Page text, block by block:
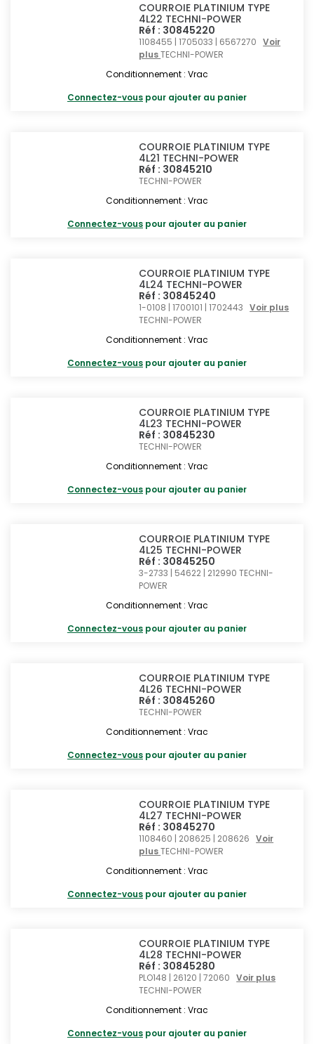
COURROIE PLATINIUM TYPE
4L22 TECHNI-POWER
Réf : 30845220
1108455 | 1705033 | 6567270Voir
plusTECHNI-POWER
Conditionnement : Vrac
Connectez-vous pour ajouter au panier
COURROIE PLATINIUM TYPE
4L21 TECHNI-POWER
Réf : 30845210
TECHNI-POWER
Conditionnement : Vrac
Connectez-vous pour ajouter au panier
COURROIE PLATINIUM TYPE
4L24 TECHNI-POWER
Réf : 30845240
1-0108 | 1700101 | 1702443Voir plus
TECHNI-POWER
Conditionnement : Vrac
Connectez-vous pour ajouter au panier
COURROIE PLATINIUM TYPE
4L23 TECHNI-POWER
Réf : 30845230
TECHNI-POWER
Conditionnement : Vrac
Connectez-vous pour ajouter au panier
COURROIE PLATINIUM TYPE
4L25 TECHNI-POWER
Réf : 30845250
3-2733 | 54622 | 212990TECHNI-
POWER
Conditionnement : Vrac
Connectez-vous pour ajouter au panier
COURROIE PLATINIUM TYPE
4L26 TECHNI-POWER
Réf : 30845260
TECHNI-POWER
Conditionnement : Vrac
Connectez-vous pour ajouter au panier
COURROIE PLATINIUM TYPE
4L27 TECHNI-POWER
Réf : 30845270
1108460 | 208625 | 208626Voir
plusTECHNI-POWER
Conditionnement : Vrac
Connectez-vous pour ajouter au panier
COURROIE PLATINIUM TYPE
4L28 TECHNI-POWER
Réf : 30845280
PLO148 | 26120 | 72060Voir plus
TECHNI-POWER
Conditionnement : Vrac
Connectez-vous pour ajouter au panier